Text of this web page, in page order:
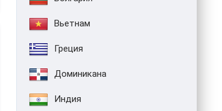
Вьетнам
Греция
Доминикана
Индия